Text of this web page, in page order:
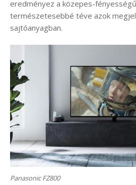
eredményez a közepes-
természetesebbé téve azok
sajtóanyagban.
Panasonic FZ800